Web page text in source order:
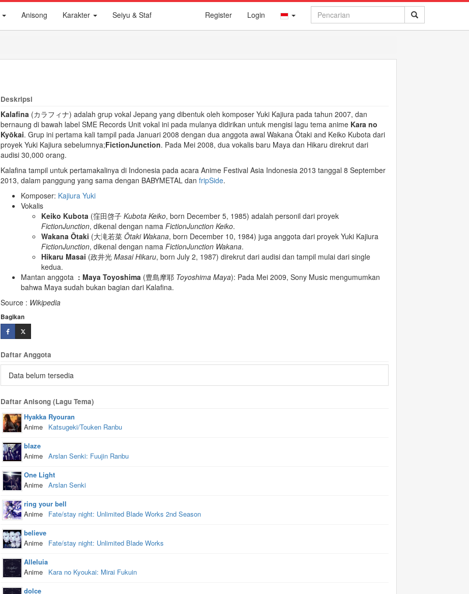
Register Login
Anisong Karakter Seiyu & Staf
Deskripsi
Kalafina(カラフィナ) adalah grup vokal Jepang yang dibentuk oleh komposer Yuki Kajiura pada tahun 2007, dan
bernaung di bawah label SME Records Unit vokal ini pada mulanya didirikan untuk mengisi lagu tema anime Kara no
Kyōkai. Grup ini pertama kali tampil pada Januari 2008 dengan dua anggota awal Wakana Ōtaki and Keiko Kubota dari
proyek Yuki Kajiura sebelumnya;FictionJunction. Pada Mei 2008, dua vokalis baru Maya dan Hikaru direkrut dari
audisi 30,000 orang.
Kalafina tampil untuk pertamakalinya di Indonesia pada acara Anime Festival Asia Indonesia 2013 tanggal 8 September
2013, dalam panggung yang sama dengan BABYMETAL dan fripSide.
Komposer: Kajiura Yuki
Vokalis
Keiko Kubota (窪田啓子 Kubota Keiko, born December 5, 1985) adalah personil dari proyek
FictionJunction, dikenal dengan nama FictionJunction Keiko.
Wakana Ōtaki (大滝若菜 Ōtaki Wakana, born December 10, 1984) juga anggota dari proyek Yuki Kajiura
FictionJunction, dikenal dengan nama FictionJunction Wakana.
Hikaru Masai (政井光 Masai Hikaru, born July 2, 1987) direkrut dari audisi dan tampil mulai dari single
kedua.
Mantan anggota : Maya Toyoshima (豊島摩耶 Toyoshima Maya): Pada Mei 2009, Sony Music mengumumkan
bahwa Maya sudah bukan bagian dari Kalafina.
Source : Wikipedia
Bagikan
Daftar Anggota
Data belum tersedia
Daftar Anisong (Lagu Tema)
Hyakka Ryouran
Anime
Katsugeki/Touken Ranbu
blaze
Anime
Arslan Senki: Fuujin Ranbu
One Light
Anime
Arslan Senki
ring your bell
Anime
Fate/stay night: Unlimited Blade Works 2nd Season
believe
Anime
Fate/stay night: Unlimited Blade Works
Alleluia
Anime
Kara no Kyoukai: Mirai Fukuin
dolce